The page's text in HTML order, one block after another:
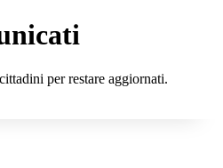
per restare aggiornati.